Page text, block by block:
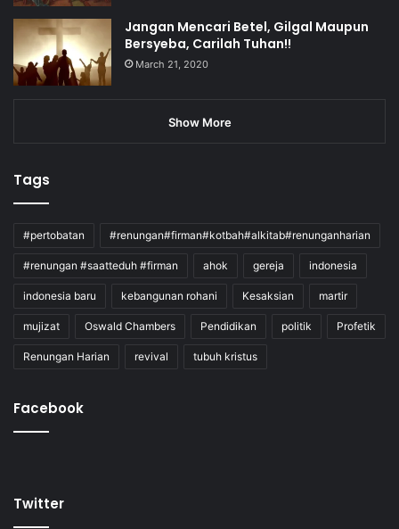
Jangan Mencari Betel, Gilgal Maupun
Bersyeba, Carilah Tuhan!!
March 21, 2020
Show More
Tags
#pertobatan #renungan#firman#kotbah#alkitab#renunganharian
#renungan #saatteduh #firman ahok gereja indonesia
indonesia baru kebangunan rohani Kesaksian martir
mujizat Oswald Chambers Pendidikan politik Profetik
Renungan Harian revival tubuh kristus
Facebook
Twitter